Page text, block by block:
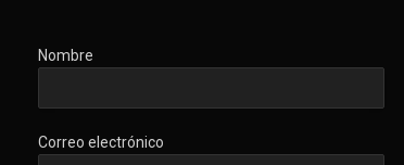
Nombre
Correo electrónico